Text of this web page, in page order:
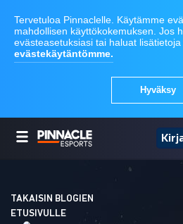
TAKAISIN BLOGIEN
ETUSIVULLE